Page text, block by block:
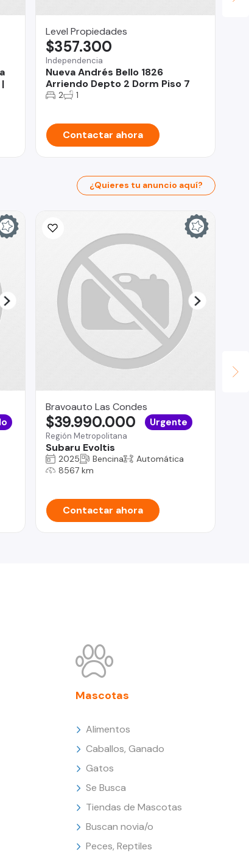
Level Propiedades
Independencia
Nueva Andrés Bello 1826
Arriendo Depto 2 Dorm Piso 7
$357.300
2 1
Contactar ahora
¿Quieres tu anuncio aquí?
Bravoauto Las Condes
Región Metropolitana
Subaru Evoltis
$39.990.000 Urgente
2025 Bencina
Automática
8567 km
Contactar ahora
Mascotas
Alimentos
Caballos, Ganado
Gatos
Se Busca
Tiendas de Mascotas
Buscan novia/o
Peces, Reptiles